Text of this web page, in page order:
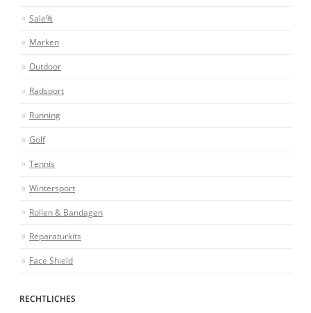
Sale%
Marken
Outdoor
Radsport
Running
Golf
Tennis
Wintersport
Rollen & Bandagen
Reparaturkits
Face Shield
RECHTLICHES